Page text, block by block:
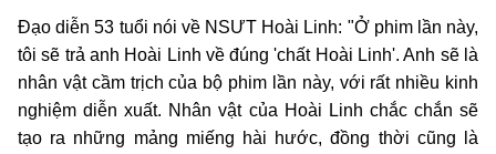
Đạo diễn 53 tuổi nói về NSƯT Hoài Linh: "Ở phim lần này,
tôi sẽ trả anh Hoài Linh về đúng 'chất Hoài Linh'. Anh sẽ là
nhân vật cầm trịch của bộ phim lần này, với rất nhiều kinh
nghiệm diễn xuất. Nhân vật của Hoài Linh chắc chắn sẽ
tạo ra những mảng miếng hài hước, đồng thời cũng là